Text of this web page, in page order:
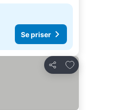
Se priser
Del
Føj til favoritter